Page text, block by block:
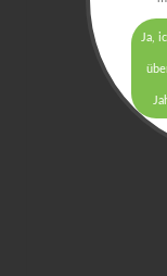
Ja,